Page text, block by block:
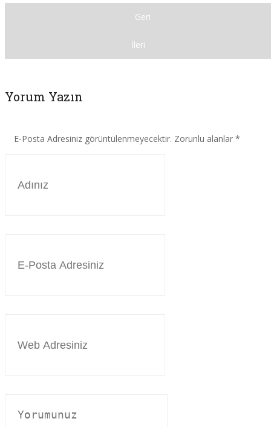
Geri
İleri
Yorum Yazın
E-Posta Adresiniz görüntülenmeyecektir. Zorunlu alanlar *